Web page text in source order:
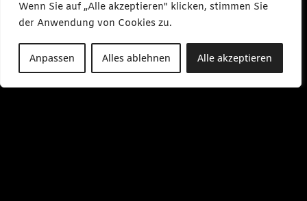
Wenn Sie auf „Alle akzeptieren" klicken, stimmen Sie
der Anwendung von Cookies zu.
Anpassen Alles ablehnen Alle akzeptieren